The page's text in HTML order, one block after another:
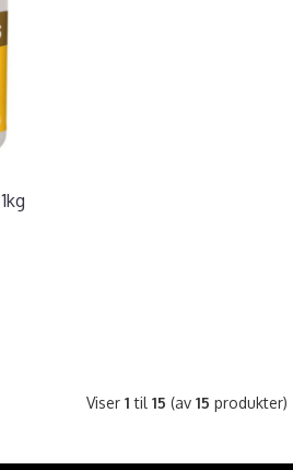
Viser 1 til 15 (av 15 produkter)